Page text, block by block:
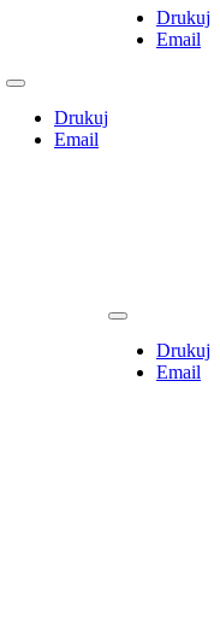
Drukuj
Email
Drukuj
Email
Drukuj
Email